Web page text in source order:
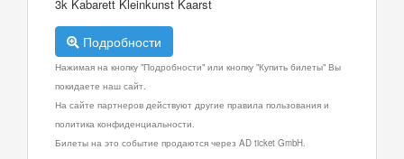
3k Kabarett Kleinkunst Kaarst
Подробности
Нажимая на кнопку "Подробности" или кнопку "Купить билеты" Вы
покидаете наш сайт.
На сайте партнеров действуют другие правила пользования и
политика конфиденциальности.
Билеты на это событие продаются через AD ticket GmbH.